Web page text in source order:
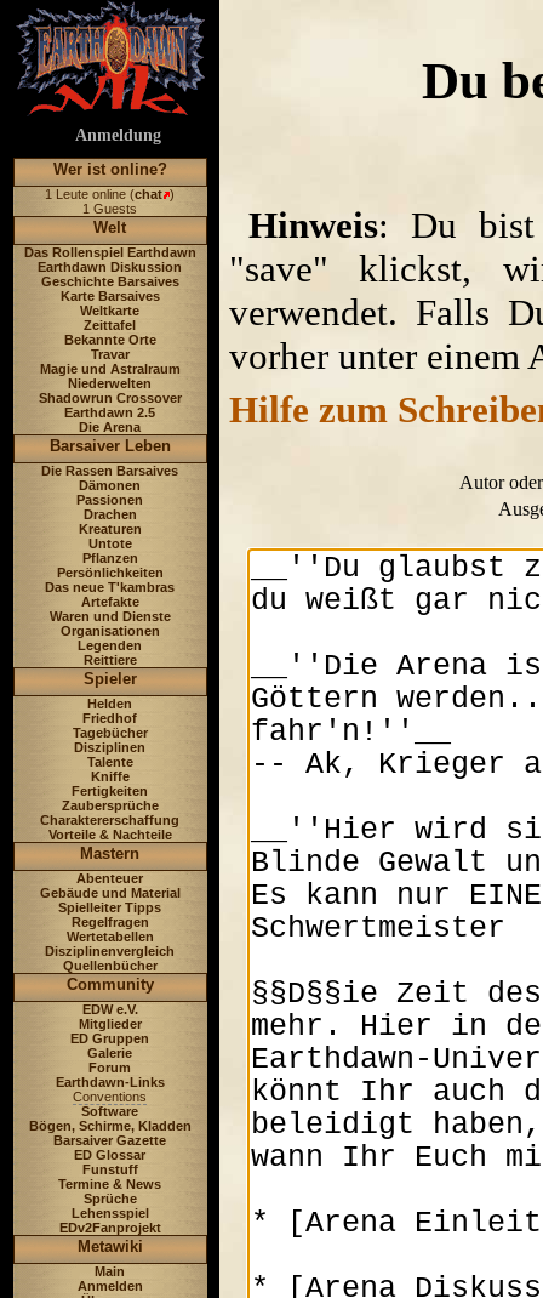
Anmeldung
Wer ist online?
1 Leute online (chat )
1 Guests
Welt
Das Rollenspiel Earthdawn
Earthdawn Diskussion
Geschichte Barsaives
Karte Barsaives
Weltkarte
Zeittafel
Bekannte Orte
Travar
Magie und Astralraum
Niederwelten
Shadowrun Crossover
Earthdawn 2.5
Die Arena
Barsaiver Leben
Die Rassen Barsaives
Dämonen
Passionen
Drachen
Kreaturen
Untote
Pflanzen
Persönlichkeiten
Das neue T'kambras
Artefakte
Waren und Dienste
Organisationen
Legenden
Reittiere
Spieler
Helden
Friedhof
Tagebücher
Disziplinen
Talente
Kniffe
Fertigkeiten
Zaubersprüche
Charaktererschaffung
Vorteile & Nachteile
Mastern
Abenteuer
Gebäude und Material
Spielleiter Tipps
Regelfragen
Wertetabellen
Disziplinenvergleich
Quellenbücher
Community
EDW e.V.
Mitglieder
ED Gruppen
Galerie
Forum
Earthdawn-Links
Conventions
Software
Bögen, Schirme, Kladden
Barsaiver Gazette
ED Glossar
Funstuff
Termine & News
Sprüche
Lehensspiel
EDv2Fanprojekt
Metawiki
Main
Anmelden
Du
Hinweis: Du bist
"save" klickst,
verwendet. Falls
vorher unter einem
Hilfe zum
Autor